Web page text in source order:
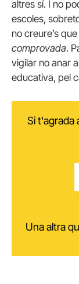
altres sí. I no
escoles,
no creure’s
comprovada.
vigilar no anar
educativa, pel
Si t'agrada
Una altra